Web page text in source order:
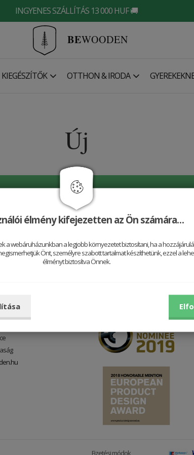
INGYENES SZÁLLÍTÁS 13 000 HUF 🚚
BEWOODEN
KIEGÉSZÍTŐK OTTHON & IRODA
Új
Fizetési módok
élmény kifejezetten az Ön számára…
a webáruházunkban a legjobb környezetet biztosítani, ha a
Önt, személyre szabott tartalmat készíthetünk, ezzel a
élményt biztosítva Önnek.